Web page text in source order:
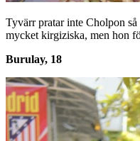
Tyvärr pratar inte Cholpon
mycket kirgiziska, men hon
Burulay, 18